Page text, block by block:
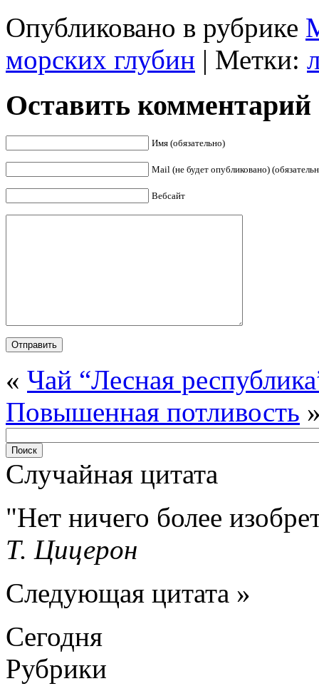
Опубликовано в рубрике
морских глубин | Метки:
Оставить комментарий
Имя (обязательно)
Mail (не будет опубликовано)
Вебсайт
« Чай “Лесная
Повышенная потливость
Случайная цитата
Нет ничего более
Т. Цицерон
Следующая цитата »
Сегодня
Рубрики